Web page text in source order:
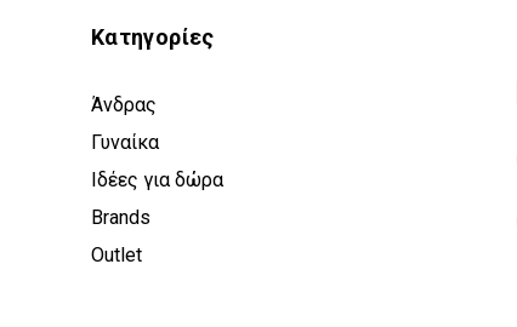
Κατηγορίες
Άνδρας
Γυναίκα
Ιδέες για δώρα
Brands
Outlet